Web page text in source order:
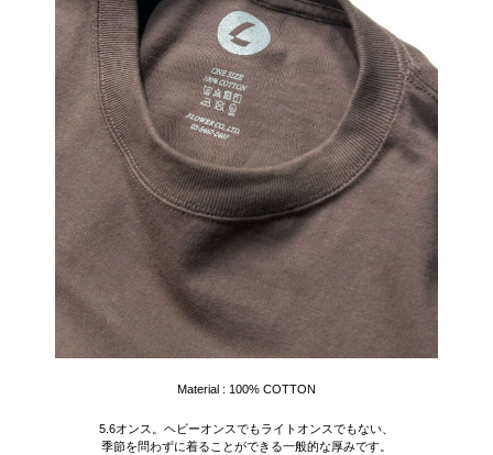
Material : 100% COTTON
5.6オンス。ヘビーオンスでもライトオンスでもない、
季節を問わずに着ることができる一般的な厚みです。